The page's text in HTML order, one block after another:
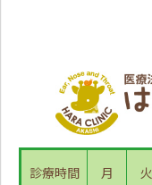
診療時間 月 火